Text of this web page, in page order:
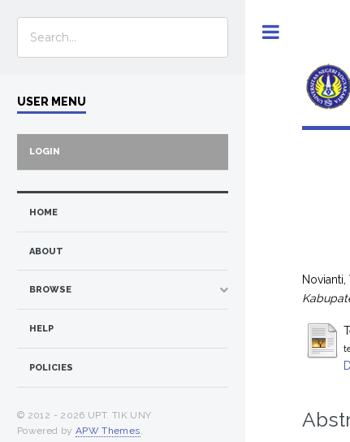
USER MENU
LOGIN
HOME
ABOUT
BROWSE
HELP
POLICIES
© 2012 - 2026 UPT. TIK UNY
Powered by APW Themes